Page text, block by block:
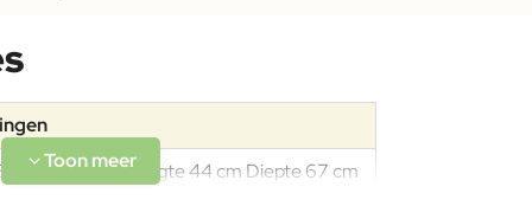
67 cm Hoogte 44 cm Diepte 67 cm